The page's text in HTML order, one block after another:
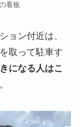
看板
ョン付近は、
取って駐車す
になる人はこ